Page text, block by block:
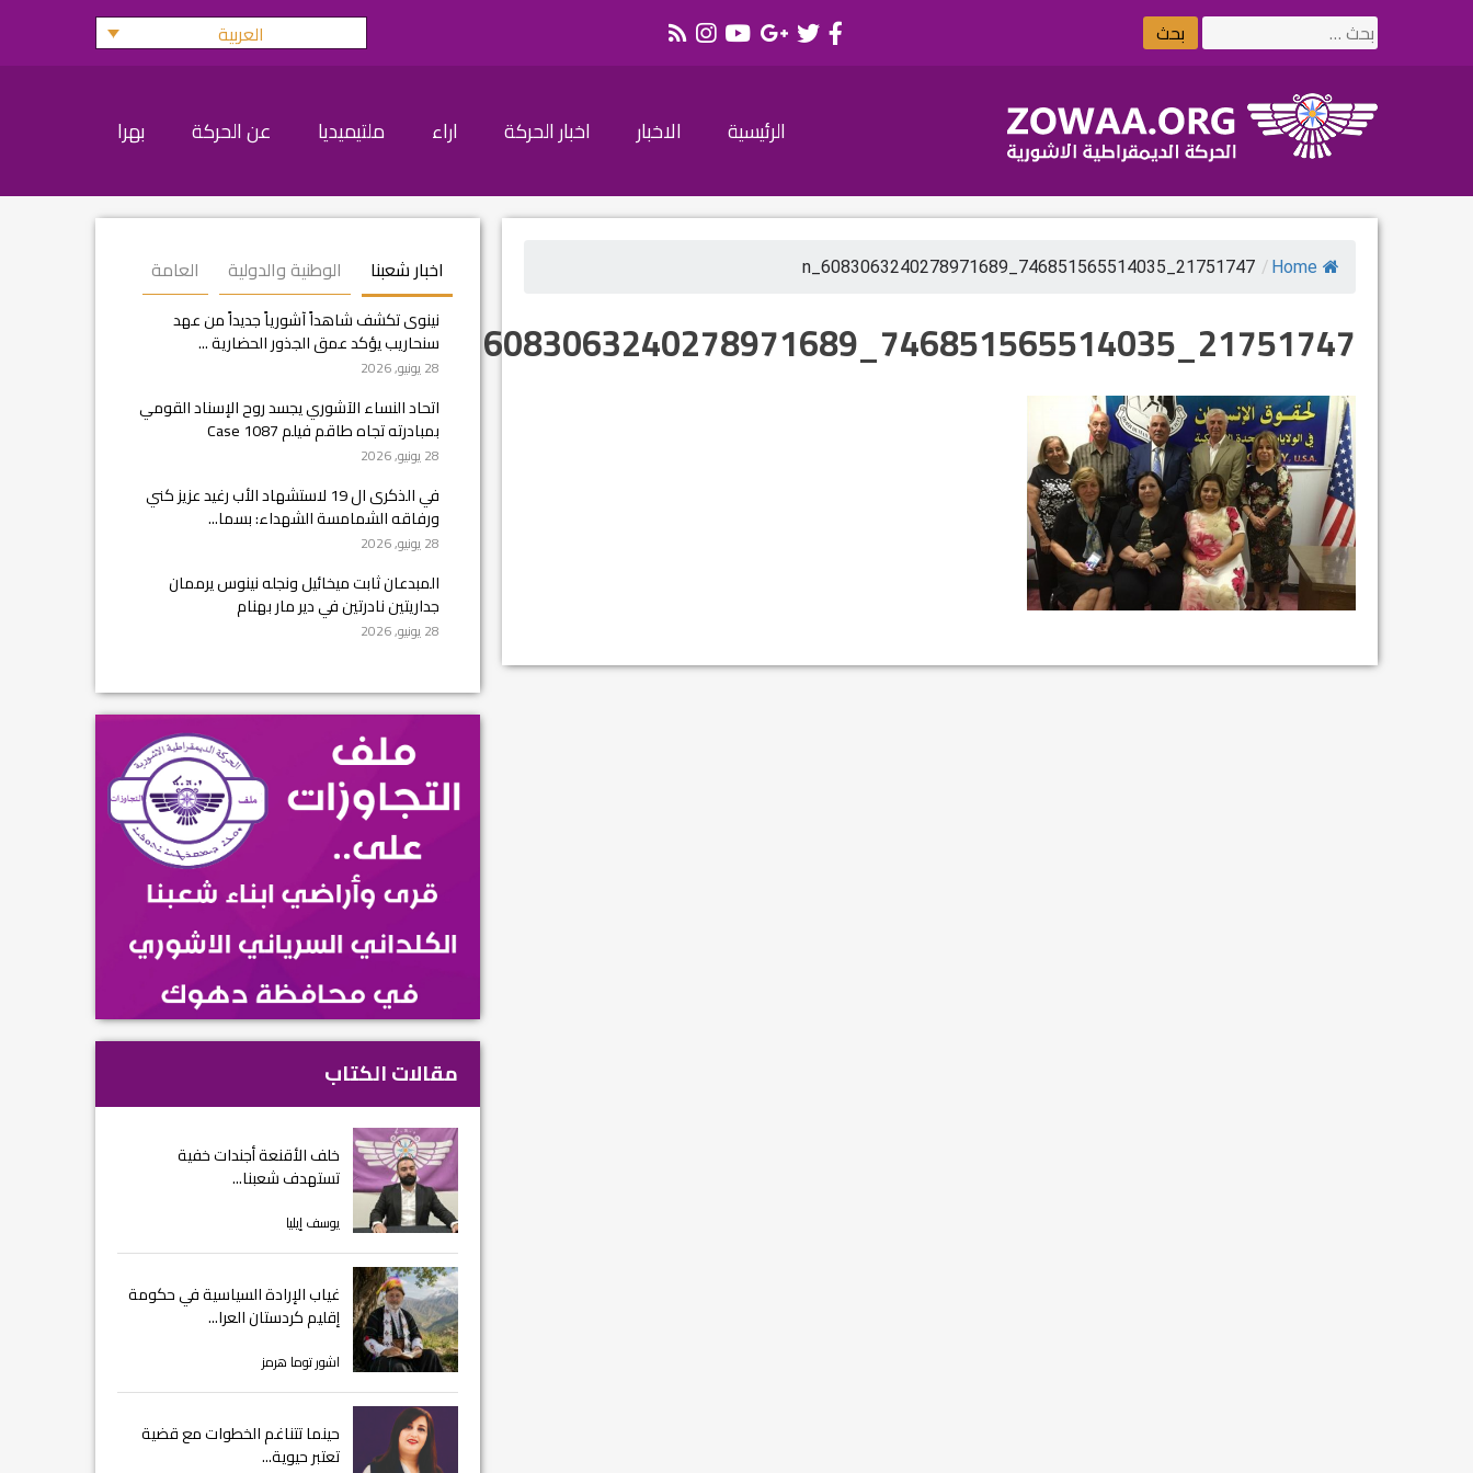
البحث
عن:
العربية
الرئيسية الاخبار اخبار الحركة اراء ملتيميديا عن الحركة بهرا
Home
/
21751747_746851565514035_6083063240278971689_n
21751747_746851565514035_6083063240278971689_n
اخبار شعبنا الوطنية والدولية العامة
نينوى تكشف شاهداً آشورياً جديداً من عهد
سنحاريب يؤكد عمق الجذور الحضارية ...
28 يونيو, 2026
اتحاد النساء الآشوري يجسد روح الإسناد القومي
بمبادرته تجاه طاقم فيلم Case 1087
28 يونيو, 2026
في الذكرى ال 19 لاستشهاد الأب رغيد عزيز كني
ورفاقه الشمامسة الشهداء: بسما...
28 يونيو, 2026
المبدعان ثابت ميخائيل ونجله نينوس يرممان
جداريتين نادرتين في دير مار بهنام
28 يونيو, 2026
مقالات الكتاب
خلف الأقنعة أجندات خفية
تستهدف شعبنا...
يوسف إيليا
غياب الإرادة السياسية في حكومة
إقليم كردستان العرا...
اشور توما هرمز
حينما تتناغم الخطوات مع قضية
تعتبر حيوية...